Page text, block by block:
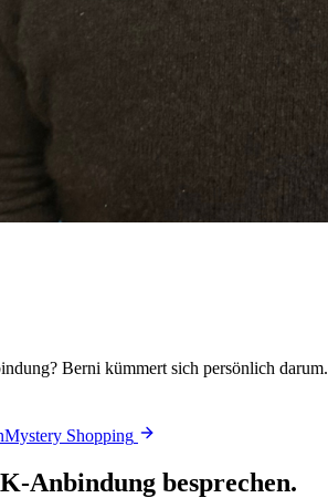
Berni kümmert sich persönlich darum.
Mystery Shopping
-Anbindung besprechen.